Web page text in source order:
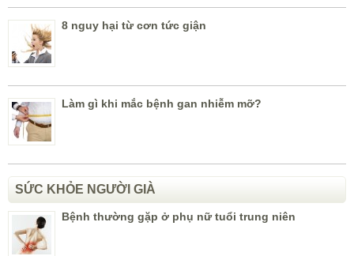
8 nguy hại từ cơn tức giận
Làm gì khi mắc bệnh gan nhiễm mỡ?
SỨC KHỎE NGƯỜI GIÀ
Bệnh thường gặp ở phụ nữ tuổi trung niên